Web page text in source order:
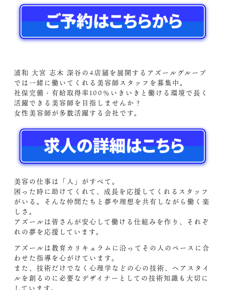
浦和 大宮 志木 深谷の4店舗を展開するアズールグループ
では一緒に働いてくれる美容師スタッフを募集中。
社保完備・有給取得率100％いきいきと働ける環境で長く
活躍できる美容師を目指しませんか？
女性美容師が多数活躍する会社です。
美容の仕事は「人」がすべて。
困った時に助けてくれて、成長を応援してくれるスタッフ
がいる。そんな仲間たちと夢や理想を共有しながら働く楽
しさ。
アズールは皆さんが安心して働ける仕組みを作り、それぞ
れの夢を応援しています。
アズールは教育カリキュラムに沿ってその人のペースに合
わせた指導を心がけています。
また、技術だけでなく心理学などの心の技術、ヘアスタイ
ルを創るのに必要なデザイナーとしての技術知識も大切に
しています。